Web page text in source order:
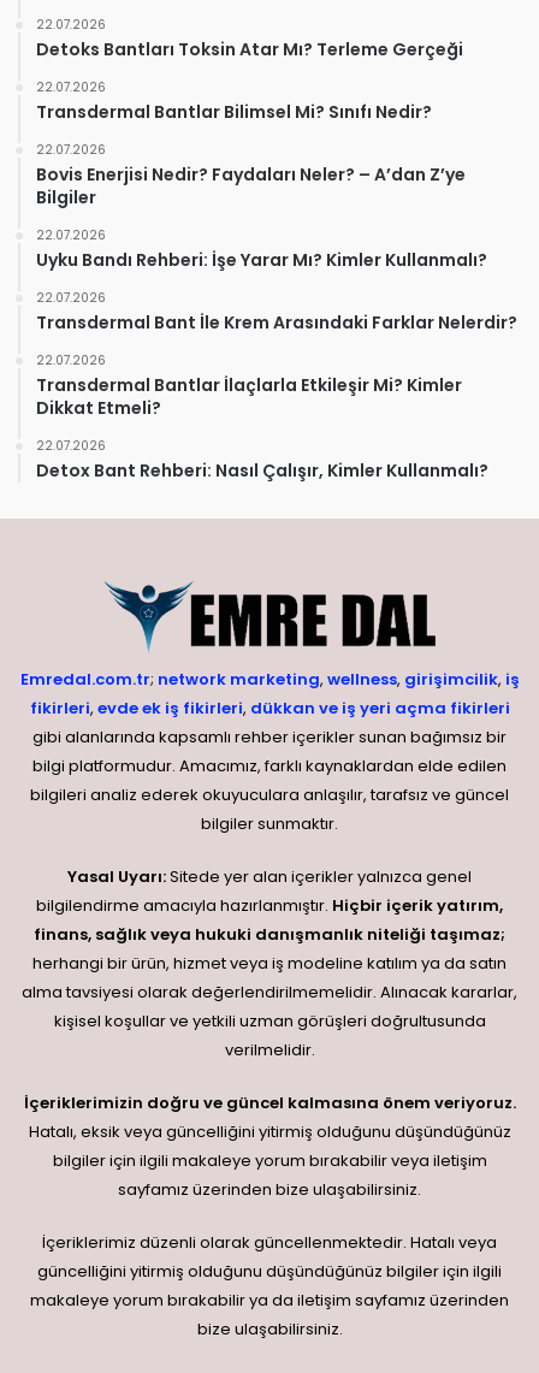
22.07.2026
Detoks Bantları Toksin Atar Mı? Terleme Gerçeği
22.07.2026
Transdermal Bantlar Bilimsel Mi? Sınıfı Nedir?
22.07.2026
Bovis Enerjisi Nedir? Faydaları Neler? – A’dan Z’ye
Bilgiler
22.07.2026
Uyku Bandı Rehberi: İşe Yarar Mı? Kimler Kullanmalı?
22.07.2026
Transdermal Bant İle Krem Arasındaki Farklar Nelerdir?
22.07.2026
Transdermal Bantlar İlaçlarla Etkileşir Mi? Kimler
Dikkat Etmeli?
22.07.2026
Detox Bant Rehberi: Nasıl Çalışır, Kimler Kullanmalı?
Emredal.com.tr; network marketing, wellness, girişimcilik, iş
fikirleri, evde ek iş fikirleri, dükkan ve iş yeri açma fikirleri
gibi alanlarında kapsamlı rehber içerikler sunan bağımsız bir
bilgi platformudur. Amacımız, farklı kaynaklardan elde edilen
bilgileri analiz ederek okuyuculara anlaşılır, tarafsız ve güncel
bilgiler sunmaktır.
Yasal Uyarı:Sitede yer alan içerikler yalnızca genel
bilgilendirme amacıyla hazırlanmıştır. Hiçbir içerik yatırım,
finans, sağlık veya hukuki danışmanlık niteliği taşımaz;
herhangi bir ürün, hizmet veya iş modeline katılım ya da satın
alma tavsiyesi olarak değerlendirilmemelidir. Alınacak kararlar,
kişisel koşullar ve yetkili uzman görüşleri doğrultusunda
verilmelidir.
İçeriklerimizin doğru ve güncel kalmasına önem veriyoruz.
Hatalı, eksik veya güncelliğini yitirmiş olduğunu düşündüğünüz
bilgiler için ilgili makaleye yorum bırakabilir veya iletişim
sayfamız üzerinden bize ulaşabilirsiniz.
İçeriklerimiz düzenli olarak güncellenmektedir. Hatalı veya
güncelliğini yitirmiş olduğunu düşündüğünüz bilgiler için ilgili
makaleye yorum bırakabilir ya da iletişim sayfamız üzerinden
bize ulaşabilirsiniz.